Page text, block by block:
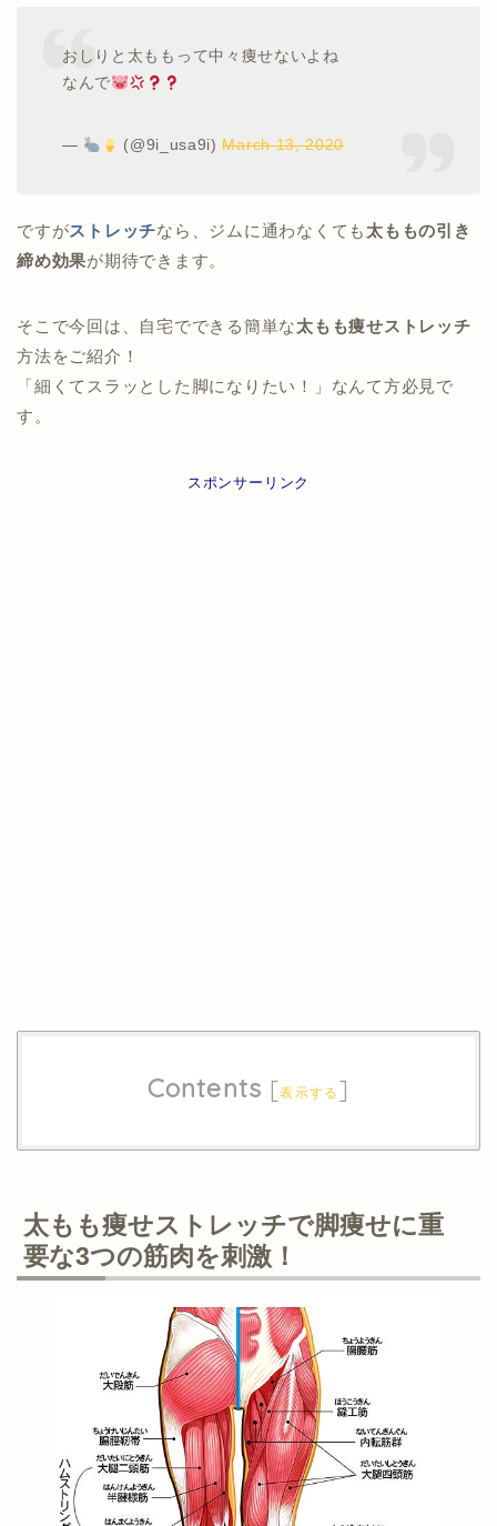
おしりと太ももって中々痩せないよね
なんで
— (@9i_usa9i)March 13, 2020
ですがストレッチなら、ジムに通わなくても 太ももの引き
締め効果が期待できます。
そこで今回は、自宅でできる簡単な太もも痩せストレッチ
方法をご紹介！
「細くてスラッとした脚になりたい！」なんて方必見で
す。
スポンサーリンク
Contents [表示する ]
太もも痩せストレッチで脚痩せに重
要な3つの筋肉を刺激！